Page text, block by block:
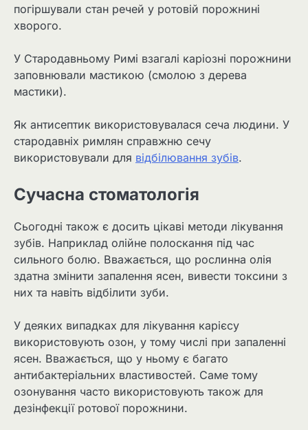
погіршували стан речей у ротовій порожнині
хворого.
У Стародавньому Римі взагалі каріозні порожнини
заповнювали мастикою (смолою з дерева
мастики).
Як антисептик використовувалася сеча людини. У
стародавніх римлян справжню сечу
використовували для відбілювання зубів.
Сучасна стоматологія
Сьогодні також є досить цікаві методи лікування
зубів. Наприклад олійне полоскання під час
сильного болю. Вважається, що рослинна олія
здатна змінити запалення ясен, вивести токсини з
них та навіть відбілити зуби.
У деяких випадках для лікування карієсу
використовують озон, у тому числі при запаленні
ясен. Вважається, що у ньому є багато
антибактеріальних властивостей. Саме тому
озонування часто використовують також для
дезінфекції ротової порожнини.